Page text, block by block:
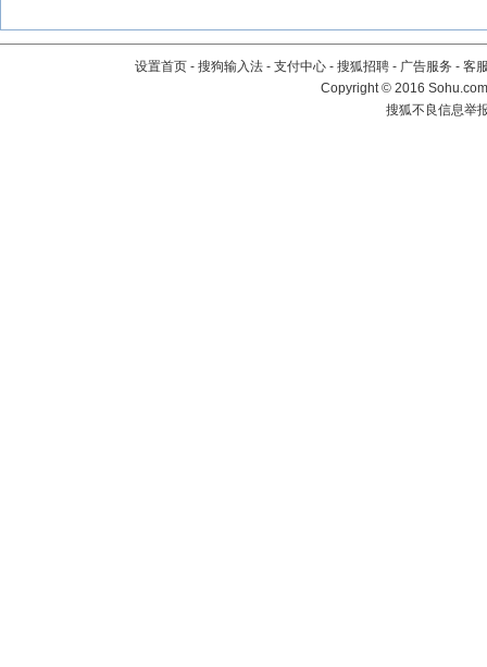
设置首页 - 搜狗输入法 - 支付中心 - 搜狐招聘 - 广告服务 - 客
Copyright©2016
搜狐不良信息举